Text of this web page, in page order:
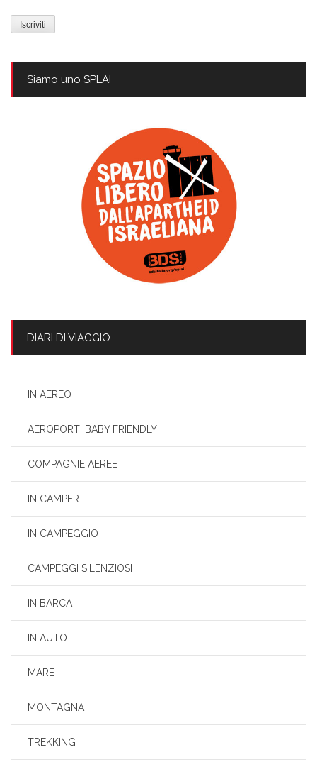
mail
Siamo uno SPLAI
DIARI DI VIAGGIO
IN AEREO
AEROPORTI BABY FRIENDLY
COMPAGNIE AEREE
IN CAMPER
IN CAMPEGGIO
CAMPEGGI SILENZIOSI
IN BARCA
IN AUTO
MARE
MONTAGNA
TREKKING